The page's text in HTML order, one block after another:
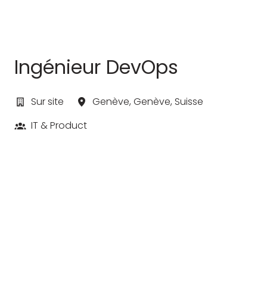
Ingénieur DevOps
Sur site Genève, Genève, Suisse
IT & Product